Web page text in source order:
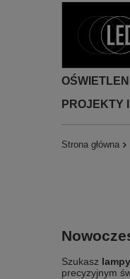
PROJEKTY
Strona główna
Szukasz
precyzyjnym